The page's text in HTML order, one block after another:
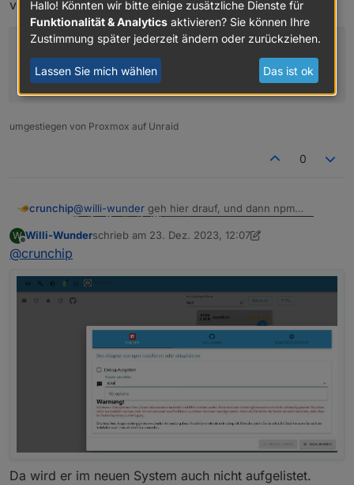
vorhanden
github:	0.4.15-alpha.1
latest:	0.4.14 for 22 months
stable:	-.-.-
umgestiegen von Proxmox auf Unraid
0
crunchip@willi-wunder geh hier drauf, und dann npm
@willi-wundersagte in [SourceAnalytix 0.4.8-Final]
nur im neuem System finde ich ihn gerade nicht.
vorhanden
github:	0.4.15-alpha.1
latest:	0.4.14 for 22 months
W Willi-Wunderschrieb am 23. Dez. 2023, 12:07
zuletzt editiert von Willi-Wunder
@crunchip
Da wird er im neuen System auch nicht aufgelistet.
Hallo! Könnten wir bitte einige zusätzliche Dienste für
Funktionalität & Analytics aktivieren? Sie können Ihre
Zustimmung später jederzeit ändern oder zurückziehen.
Lassen Sie mich wählen Das ist ok